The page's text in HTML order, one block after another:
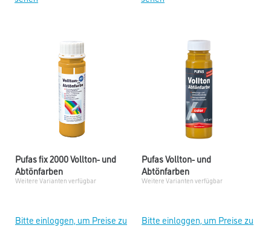
Pufas fix 2000 Vollton- und
Abtönfarben
Weitere Varianten verfügbar
Bitte einloggen, um Preise zu
Pufas Vollton- und
Abtönfarben
Weitere Varianten verfügbar
Bitte einloggen, um Preise zu